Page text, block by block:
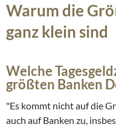
Warum die
ganz klein sind
Welche
größten Banken
"Es kommt nicht auf die
auch auf Banken zu,